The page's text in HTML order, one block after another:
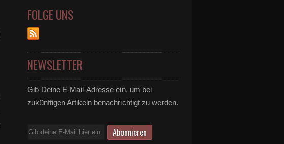
FOLGE UNS
NEWSLETTER
Gib Deine E-Mail-Adresse ein, um bei
zukünftigen Artikeln benachrichtigt zu werden.
E-